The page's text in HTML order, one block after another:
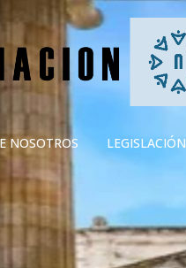
NOSOTROS LEGISLACIÓN